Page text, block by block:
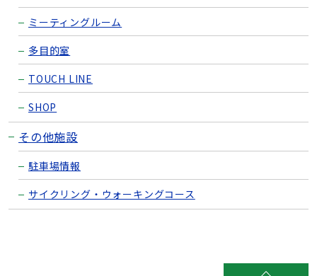
ミーティングルーム
多目的室
TOUCH LINE
SHOP
その他施設
駐車場情報
サイクリング・ウォーキングコース